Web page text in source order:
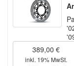
389,00 €
inkl. 19% MwSt.